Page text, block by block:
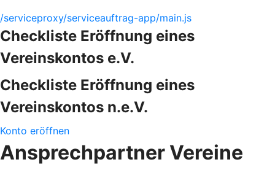
/serviceproxy/serviceauftrag-app/main.js
Checkliste Eröffnung eines
Vereinskontos e.V.
Checkliste Eröffnung eines
Vereinskontos n.e.V.
Konto eröffnen
Ansprechpartner Vereine